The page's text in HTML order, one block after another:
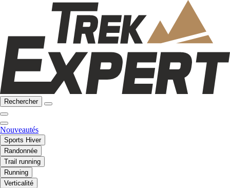
Rechercher
Nouveautés
Sports Hiver
Randonnée
Trail running
Running
Verticalité